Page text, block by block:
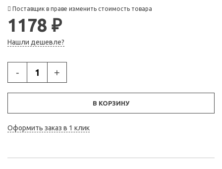
Поставщик в праве изменить стоимость товара
1178 ₽
Нашли дешевле?
- +
В КОРЗИНУ
Оформить заказ в 1 клик